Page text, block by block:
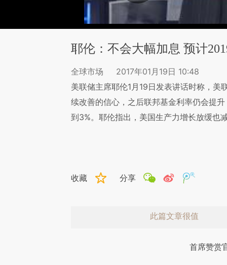
耶伦：不会大幅加息 预计
全球市场
2017年01月19日 10:48
美联储主席耶伦1月19日发表讲话时称，美
续改善的信心，之后联邦基金利率仍会提
到3%。耶伦指出，美国生产力增长放缓也
收藏 分享
此篇文章很值
首席赞赏